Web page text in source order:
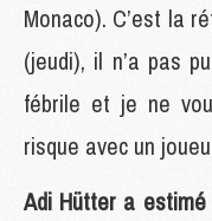
Monaco). C’est la
(jeudi), il n’a pas
fébrile et je ne
risque avec un
Adi Hütter a